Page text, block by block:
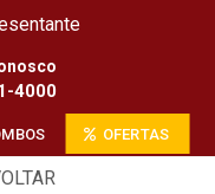
4000
OFERTAS